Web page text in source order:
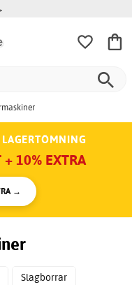
+ 10% EXTRA
→
Slagborrar